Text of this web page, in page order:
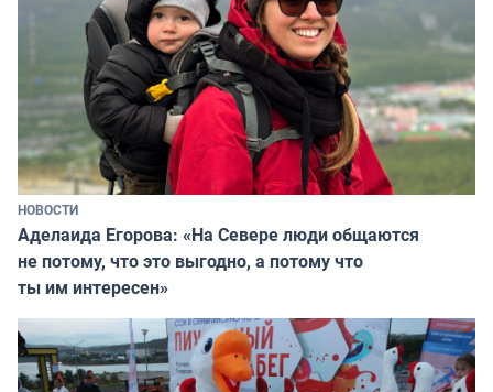
НОВОСТИ
Аделаида Егорова: «На Севере люди общаются
не потому, что это выгодно, а потому что
ты им интересен»